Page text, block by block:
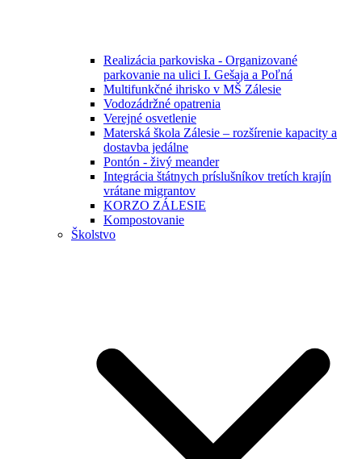
Realizácia parkoviska - Organizované
parkovanie na ulici I. Gešaja a Poľná
Multifunkčné ihrisko v MŠ Zálesie
Vodozádržné opatrenia
Verejné osvetlenie
Materská škola Zálesie – rozšírenie kapacity a
dostavba jedálne
Pontón - živý meander
Integrácia štátnych príslušníkov tretích krajín
vrátane migrantov
KORZO ZÁLESIE
Kompostovanie
Školstvo